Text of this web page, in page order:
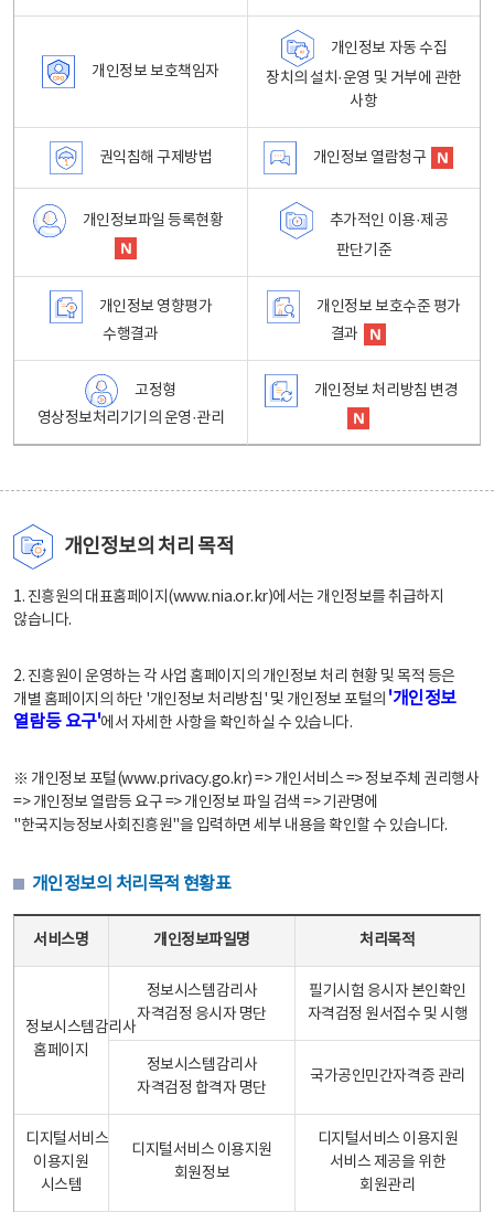
개인정보 보호책임자
개인정보 자동 수집
장치의 설치·운영 및 거부에 관한
사항
권익침해 구제방법 개인정보 열람청구
개인정보파일 등록현황
추가적인 이용·제공
판단기준
개인정보 영향평가
수행결과
개인정보 보호수준 평가
결과
고정형
영상정보처리기기의 운영·관리
개인정보 처리방침 변경
개인정보의 처리 목적
1. 진흥원의 대표홈페이지(www.nia.or.kr)에서는 개인정보를 취급하지
않습니다.
2. 진흥원이 운영하는 각 사업 홈페이지의 개인정보 처리 현황 및 목적 등은
개별 홈페이지의 하단 '개인정보 처리방침' 및 개인정보 포털의 '개인정보
열람등 요구'에서 자세한 사항을 확인하실 수 있습니다.
※ 개인정보 포털(www.privacy.go.kr) => 개인서비스 => 정보주체 권리행사
=> 개인정보 열람등 요구 => 개인정보 파일 검색 => 기관명에
"한국지능정보사회진흥원"을 입력하면 세부 내용을 확인할 수 있습니다.
개인정보의 처리목적 현황표
서비스명 개인정보파일명 처리목적
정보시스템감리사
홈페이지
정보시스템감리사
자격검정 응시자 명단
필기시험 응시자 본인확인
자격검정 원서접수 및 시행
정보시스템감리사
자격검정 합격자 명단
국가공인민간자격증 관리
디지털서비스
이용지원
시스템
디지털서비스 이용지원
회원정보
디지털서비스 이용지원
서비스 제공을 위한
회원관리